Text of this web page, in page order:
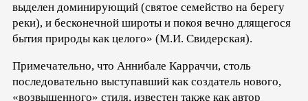
выделен доминирующий (святое семейство на берегу
реки), и бесконечной широты и покоя вечно длящегося
бытия природы как целого» (М.И. Свидерская).
Примечательно, что Аннибале Карраччи, столь
последовательно выступавший как создатель нового,
«возвышенного» стиля, известен также как автор